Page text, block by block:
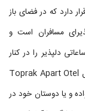
دارد که در فضای باز
مسافران است و
دلپذیر را در کنار
همسفران خود تجربه کنید. همچنین رستوران داخل هتل Toprak Apart Otel
و یا دوستان خود در